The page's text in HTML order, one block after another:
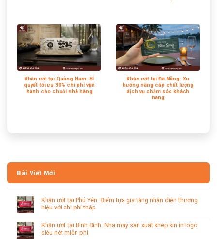
Khăn ướt tại Quảng Nam: Bí
quyết tối ưu 30% chi phí vận
hành cho chuỗi nhà hàng
Khăn ướt tại Đà Nẵng: Xu
hướng nâng cấp chất lượng
dịch vụ chăm sóc khách
hàng
Bài Viết Mới
Khăn ướt tại Phú Yên: Điểm tựa gia tăng nhận diện thương
hiệu với chi phí thấp
Khăn ướt tại Bình Định: Nhà máy sản xuất khép kín in logo
siêu nét miễn phí